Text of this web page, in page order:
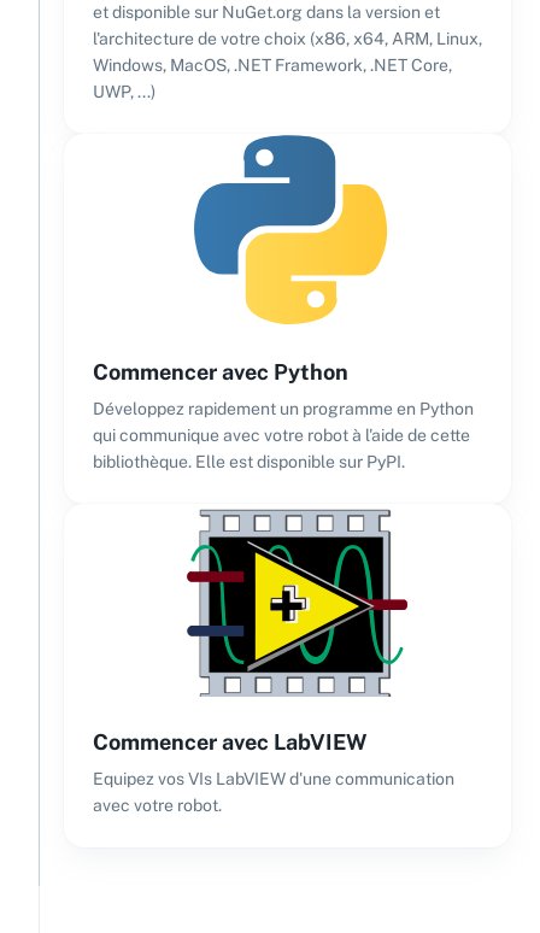
et disponible sur NuGet.org dans la version et
l'architecture de votre choix (x86, x64, ARM, Linux,
Windows, MacOS, .NET Framework, .NET Core,
UWP, ...)
Commencer avec Python
Développez rapidement un programme en Python
qui communique avec votre robot à l'aide de cette
bibliothèque. Elle est disponible sur PyPI.
Commencer avec LabVIEW
Equipez vos VIs LabVIEW d'une communication
avec votre robot.